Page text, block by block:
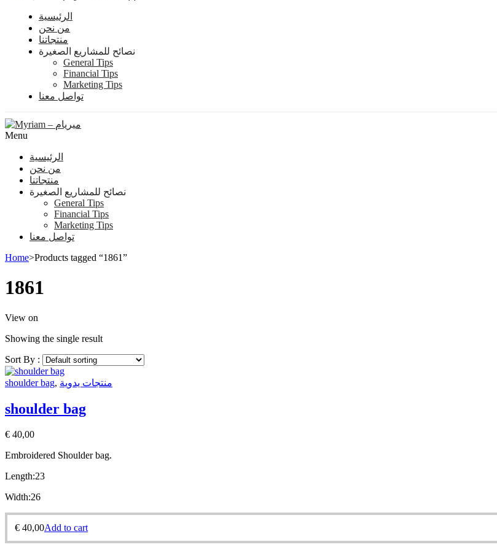
الرئيسية
من نحن
منتجاتنا
نصائح للمشاريع الصغيرة
General Tips
Financial Tips
Marketing Tips
تواصل معنا
Menu
الرئيسية
من نحن
منتجاتنا
نصائح للمشاريع الصغيرة
General Tips
Financial Tips
Marketing Tips
تواصل معنا
Home>Products tagged “1861”
1861
View on
Showing the single result
Sort By :
shoulder bag, منتجات يدوية
shoulder bag
€ 40,00
Embroidered Shoulder bag.
Length:23
Width:26
€ 40,00Add to cart